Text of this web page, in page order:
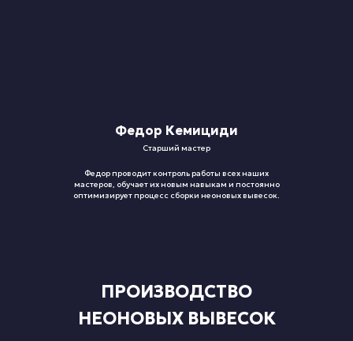
Федор Кемициди
Старший мастер
Федор проводит контроль работы всех наших
мастеров, обучает их новым навыкам и постоянно
оптимизирует процесс сборки неоновых вывесок.
ПРОИЗВОДСТВО
НЕОНОВЫХ ВЫВЕСОК